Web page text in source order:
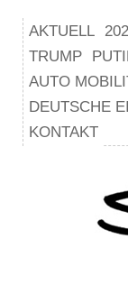
AKTUELL
TRUMP
AUTO
DEUTSCHE
KONTAKT